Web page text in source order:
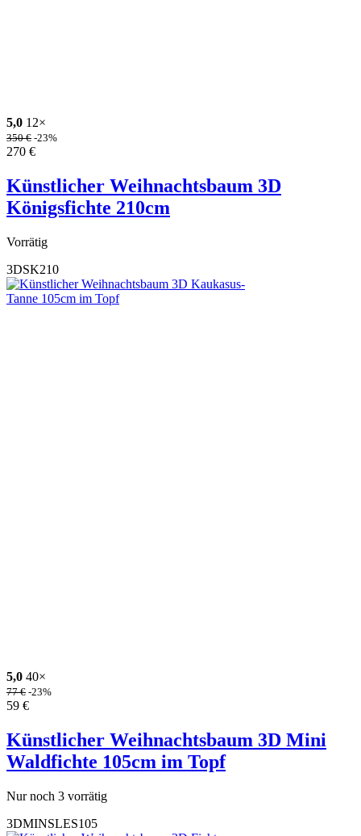
5,0 12×
350€ -23%
270 €
Künstlicher Weihnachtsbaum 3D
Königsfichte 210cm
Vorrätig
3DSK210
5,0 40×
77€ -23%
59 €
Künstlicher Weihnachtsbaum 3D Mini
Waldfichte 105cm im Topf
Nur noch 3 vorrätig
3DMINSLES105